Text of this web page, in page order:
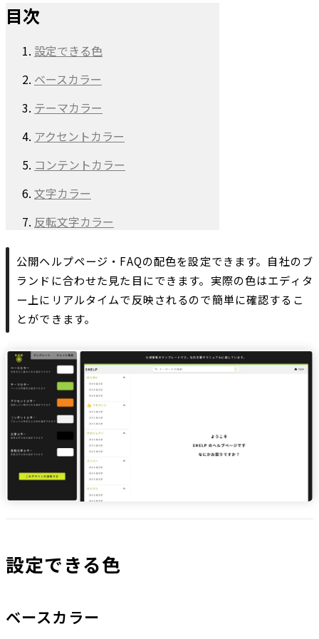
目次
設定できる色
ベースカラー
テーマカラー
アクセントカラー
コンテントカラー
文字カラー
反転文字カラー
公開ヘルプページ・FAQの配色を設定できます。自社のブ
ランドに合わせた見た目にできます。実際の色はエディタ
ー上にリアルタイムで反映されるので簡単に確認するこ
とができます。
設定できる色
ベースカラー